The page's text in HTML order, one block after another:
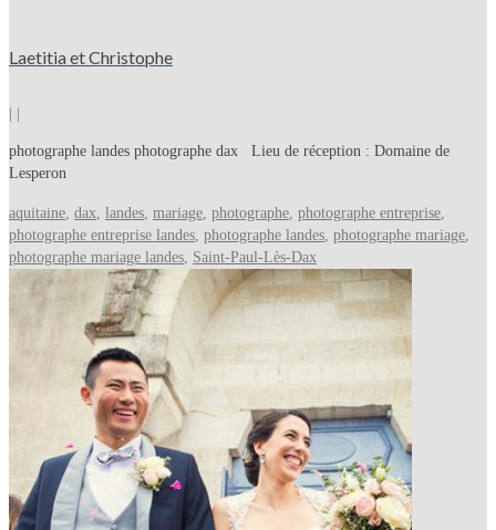
Laetitia et Christophe
photographe landes photographe dax Lieu de réception : Domaine de
Lesperon
aquitaine, dax, landes, mariage, photographe, photographe entreprise,
photographe entreprise landes, photographe landes, photographe mariage,
photographe mariage landes, Saint-Paul-Lès-Dax